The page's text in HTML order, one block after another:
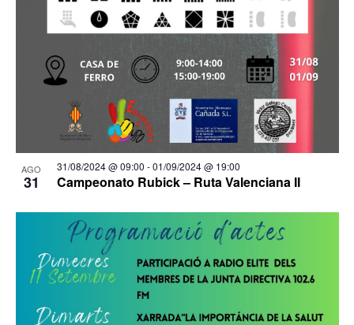
AGO
31 Campeonato Rubick – Ruta Valenciana II
31/08/2024 @ 09:00 -01/09/2024 @ 19:00